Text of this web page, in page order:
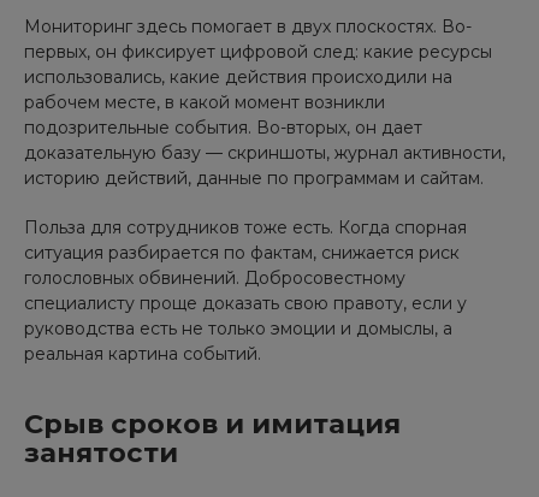
Мониторинг здесь помогает в двух плоскостях. Во-
первых, он фиксирует цифровой след: какие ресурсы
использовались, какие действия происходили на
рабочем месте, в какой момент возникли
подозрительные события. Во-вторых, он дает
доказательную базу — скриншоты, журнал активности,
историю действий, данные по программам и сайтам.
Польза для сотрудников тоже есть. Когда спорная
ситуация разбирается по фактам, снижается риск
голословных обвинений. Добросовестному
специалисту проще доказать свою правоту, если у
руководства есть не только эмоции и домыслы, а
реальная картина событий.
Срыв сроков и имитация
занятости